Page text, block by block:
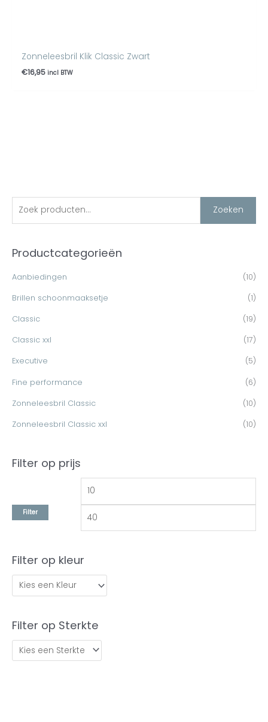
o
k
a
a
Zoeken
Productcategorieën
Aanbiedingen (10)
Brillen schoonmaaksetje (1)
Classic (19)
Classic xxl (17)
Executive (5)
Fine performance (6)
Zonneleesbril Classic (10)
Zonneleesbril Classic xxl (10)
Filter op prijs
.
i
Filter
Filter op kleur
Filter op Sterkte
Zonneleesbril Klik Classic Zwart
€16,95 incl BTW